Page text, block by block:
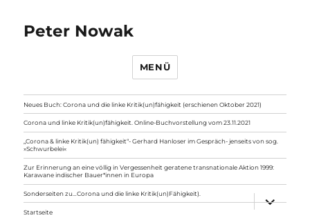
Peter Nowak
MENÜ
Neues Buch: Corona und die linke Kritik(un)fähigkeit (erschienen Oktober 2021)
Corona und linke Kritik(un)fähigkeit. Online-Buchvorstellung vom 23.11.2021
„Corona & linke Kritik(un) fähigkeit“- Gerhard Hanloser im Gespräch- jenseits von sog.
»Schwurbelei«
Zur Erinnerung an eine völlig in Vergessenheit geratene transnationale Aktion 1999:
Karawane indischer Bauer*innen in Europa
Sonderseiten zu…Corona und die linke Kritik(un)Fähigkeit).
anzeigen
Startseite